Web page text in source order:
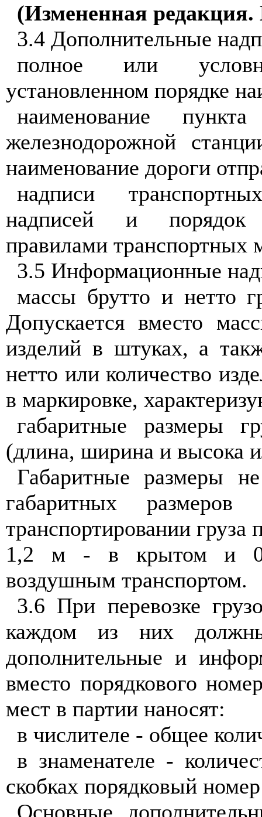
(Измененная
3.4 Дополнительные
полное или
установленном порядке
наименование
железнодорожной
наименование дороги
надписи
надписей и порядок
правилами транспортных
3.5 Информационные
массы брутто и нетто
Допускается вместо
изделий в штуках, а
нетто или количество
в маркировке,
габаритные размеры
(длина, ширина и высока
Габаритные размеры
габаритных
транспортировании
1,2 м - в крытом и
воздушным транспортом.
3.6 При перевозке
каждом из них
дополнительные и
вместо порядкового
мест в партии наносят:
в числителе - общее
в знаменателе -
скобках порядковый
Основные,